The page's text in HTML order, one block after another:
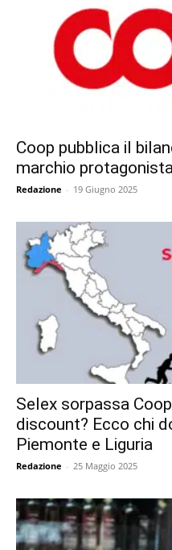
Coop pubblica il
marchio
Redazione - 19 Giugno 2025
Selex sorpassa
discount? Ecco chi
Piemonte e Liguria
Redazione - 25 Maggio 2025